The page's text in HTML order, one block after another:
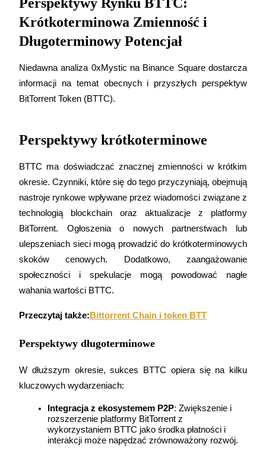
Stawianie
Wysokie zyski i natychmiastowy dostęp
Launchpool
Elastyczne stawianie zakładów, aby zarabiać na popularnych
tokenach
Blokady BTR
Krótkoterminowa Zmienność i
Długoterminowy Potencjał
Niedawna analiza 0xMystic na Binance Square dostarcza
informacji na temat obecnych i przyszłych perspektyw
BitTorrent Token (BTTC).
Perspektywy krótkoterminowe
BTTC ma doświadczać znacznej zmienności w krótkim
okresie. Czynniki, które się do tego przyczyniają, obejmują
nastroje rynkowe wpływane przez wiadomości związane z
technologią blockchain oraz aktualizacje z platformy
BitTorrent. Ogłoszenia o nowych partnerstwach lub
ulepszeniach sieci mogą prowadzić do krótkoterminowych
skoków cenowych. Dodatkowo, zaangażowanie
społeczności i spekulacje mogą powodować nagłe
wahania wartości BTTC.
Przeczytaj także:Bittorrent Chain i token BTT
Perspektywy długoterminowe
W dłuższym okresie, sukces BTTC opiera się na kilku
kluczowych wydarzeniach:
Integracja z ekosystemem P2P: Zwiększenie i
rozszerzenie platformy BitTorrent z
wykorzystaniem BTTC jako środka płatności i
interakcji może napędzać zrównoważony rozwój.